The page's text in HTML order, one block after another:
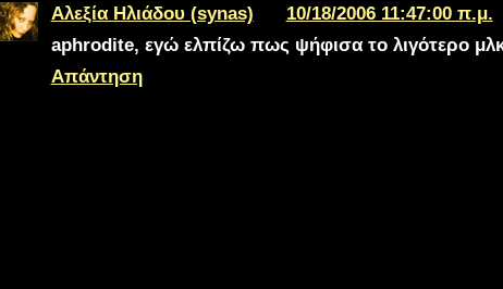
Αλεξία Ηλιάδου (synas)
10/18/2006 11:47:00 π.μ.
aphrodite, εγώ ελπίζω πως ψήφισα το λιγότερο
Απάντηση